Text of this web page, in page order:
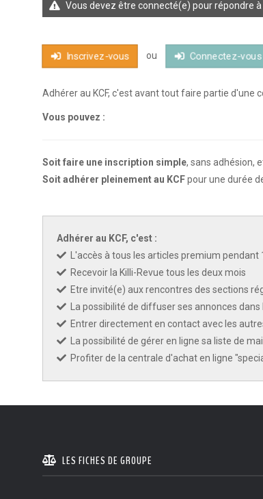
25-27 sep 2026 KCF FRANCE :52ème
16-18 oct 2026 APK PORTUGAL :
5-6 sep 2026 SKS SUÈDE,
12 sep 2026 KCF ÎLE DE FRANCE :
13 sep 2026 KCF NORMANDIE :
Vous devez être connecté(e) pour répondre à
Inscrivez-vous ou Connectez-vous
Adhérer au KCF, c'est avant tout faire partie d'une
Vous pouvez :
Soit faire une inscription simple, sans adhésion,
Soit adhérer pleinement au KCFpour une durée
Adhérer au KCF, c'est :
L'accès à tous les articles premium pendant
Recevoir la Killi-Revue tous les deux mois
Etre invité(e) aux rencontres des sections
La possibilité de diffuser ses annonces dans
Entrer directement en contact avec les
La possibilité de gérer en ligne sa liste de
Profiter de la centrale d'achat en ligne
LES FICHES DE GROUPE